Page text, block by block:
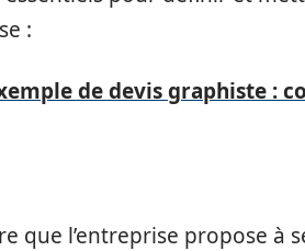
:
de devis graphiste :
que l’entreprise propose à